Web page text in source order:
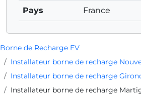
Borne de Recharge EV
Installateur borne de recharge
Installateur borne de recharge
Installateur borne de recharge
Pays France